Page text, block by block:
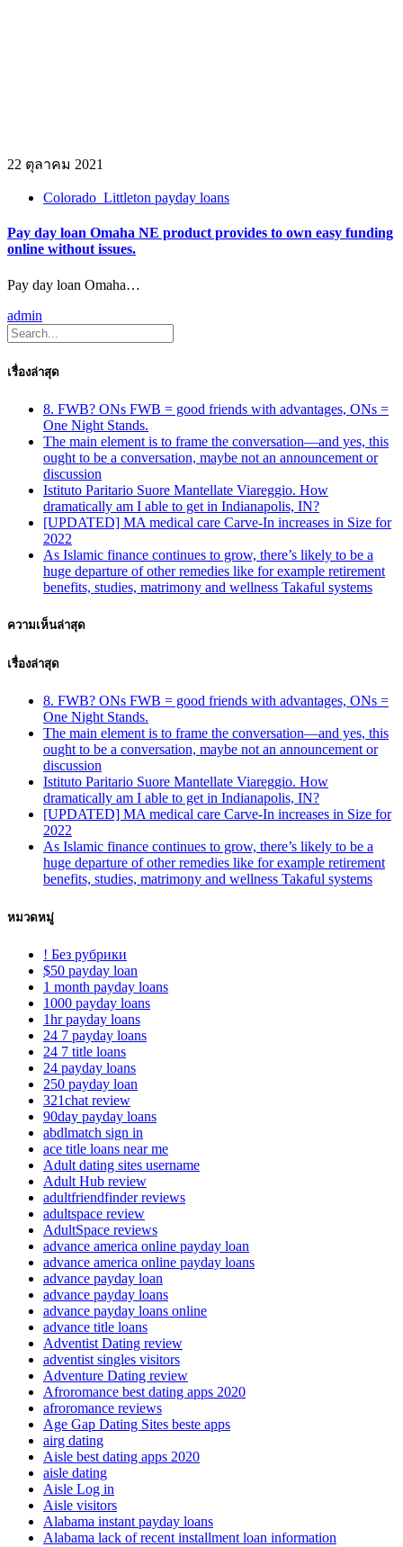
22 ตุลาคม 2021
Colorado_Littleton payday loans
Pay day loan Omaha NE product provides to own easy funding
online without issues.
Pay day loan Omaha…
admin
เรื่องล่าสุด
8. FWB? ONs FWB = good friends with advantages, ONs =
One Night Stands.
The main element is to frame the conversation—and yes, this
ought to be a conversation, maybe not an announcement or
discussion
Istituto Paritario Suore Mantellate Viareggio. How
dramatically am I able to get in Indianapolis, IN?
[UPDATED] MA medical care Carve-In increases in Size for
2022
As Islamic finance continues to grow, there’s likely to be a
huge departure of other remedies like for example retirement
benefits, studies, matrimony and wellness Takaful systems
ความเห็นล่าสุด
เรื่องล่าสุด
8. FWB? ONs FWB = good friends with advantages, ONs =
One Night Stands.
The main element is to frame the conversation—and yes, this
ought to be a conversation, maybe not an announcement or
discussion
Istituto Paritario Suore Mantellate Viareggio. How
dramatically am I able to get in Indianapolis, IN?
[UPDATED] MA medical care Carve-In increases in Size for
2022
As Islamic finance continues to grow, there’s likely to be a
huge departure of other remedies like for example retirement
benefits, studies, matrimony and wellness Takaful systems
หมวดหมู่
! Без рубрики
$50 payday loan
1 month payday loans
1000 payday loans
1hr payday loans
24 7 payday loans
24 7 title loans
24 payday loans
250 payday loan
321chat review
90day payday loans
abdlmatch sign in
ace title loans near me
Adult dating sites username
Adult Hub review
adultfriendfinder reviews
adultspace review
AdultSpace reviews
advance america online payday loan
advance america online payday loans
advance payday loan
advance payday loans
advance payday loans online
advance title loans
Adventist Dating review
adventist singles visitors
Adventure Dating review
Afroromance best dating apps 2020
afroromance reviews
Age Gap Dating Sites beste apps
airg dating
Aisle best dating apps 2020
aisle dating
Aisle Log in
Aisle visitors
Alabama instant payday loans
Alabama lack of recent installment loan information